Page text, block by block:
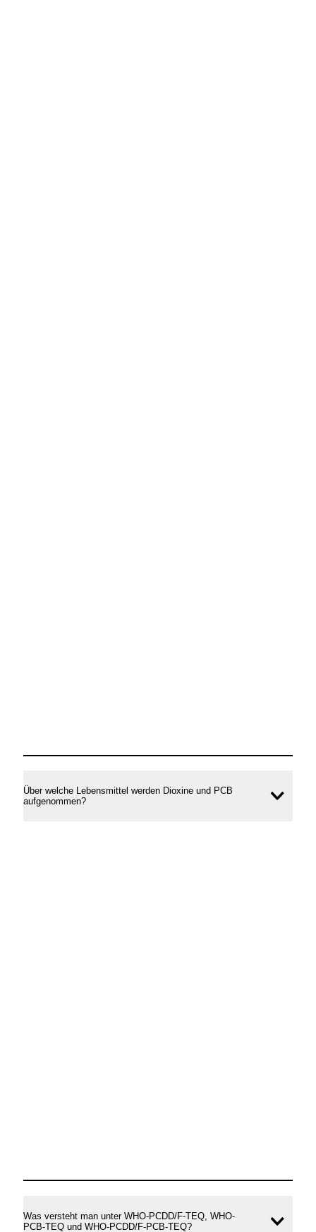
Über welche Lebensmittel werden Dioxine und PCB
aufgenommen?
Was versteht man unter WHO-PCDD/F-TEQ, WHO-
PCB-TEQ und WHO-PCDD/F-PCB-TEQ?